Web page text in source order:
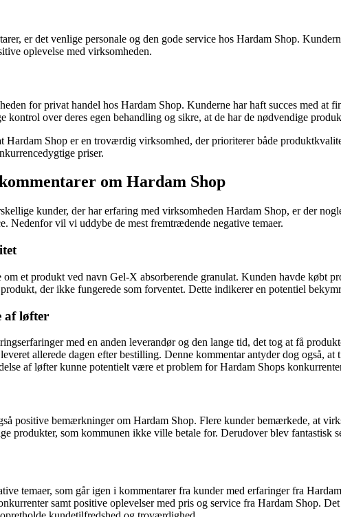
er det venlige personale og den gode service hos Hardam Shop.
oplevelse med virksomheden.
for privat handel hos Hardam Shop. Kunderne har haft succes med at
over deres egen behandling og sikre, at de har de nødvendige
Hardam Shop er en troværdig virksomhed, der prioriterer både
priser.
om Hardam Shop
kunder, der har erfaring med virksomheden Hardam Shop, er der
Nedenfor vil vi uddybe de mest fremtrædende negative temaer.
et produkt ved navn Gel-X absorberende granulat. Kunden havde købt
der ikke fungerede som forventet. Dette indikerer en potentiel
af løfter
med en anden leverandør og den lange tid, det tog at få
allerede dagen efter bestilling. Denne kommentar antyder dog også,
af løfter kunne potentielt være et problem for Hardam Shops
positive bemærkninger om Hardam Shop. Flere kunder bemærkede, at
produkter, som kommunen ikke ville betale for. Derudover blev fantastisk
temaer, som går igen i kommentarer fra kunder med erfaringer fra
samt positive oplevelser med pris og service fra Hardam Shop.